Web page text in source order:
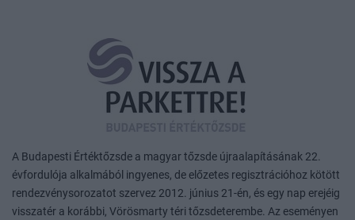
A Budapesti Értéktőzsde a magyar tőzsde újraalapításának 22.
évfordulója alkalmából ingyenes, de előzetes regisztrációhoz kötött
rendezvénysorozatot szervez 2012. június 21-én, és egy nap erejéig
visszatér a korábbi, Vörösmarty téri tőzsdeterembe. Az eseményen